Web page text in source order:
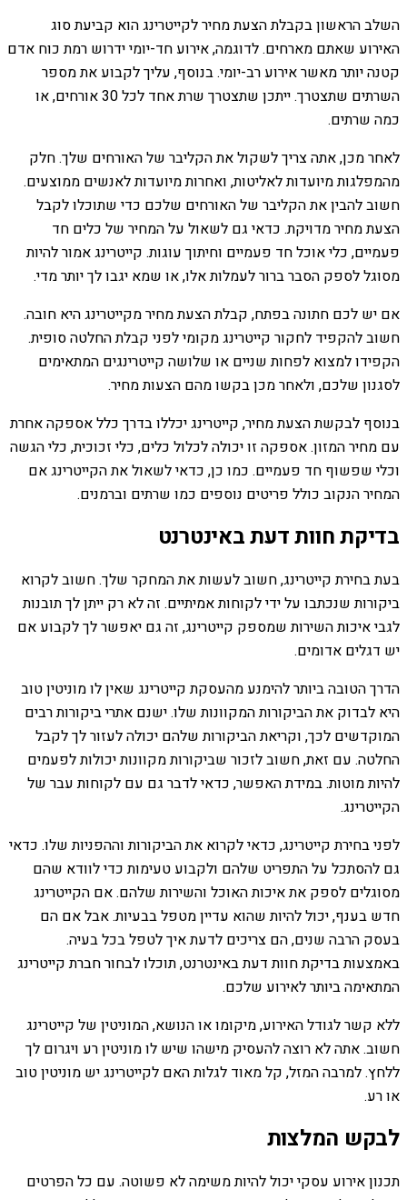
השלב הראשון בקבלת הצעת מחיר לקייטרינג הוא קביעת סוג
האירוע שאתם מארחים. לדוגמה, אירוע חד-יומי ידרוש רמת כוח אדם
קטנה יותר מאשר אירוע רב-יומי. בנוסף, עליך לקבוע את מספר
השרתים שתצטרך. ייתכן שתצטרך שרת אחד לכל 30 אורחים, או
כמה שרתים.
לאחר מכן, אתה צריך לשקול את הקליבר של האורחים שלך. חלק
מהמפלגות מיועדות לאליטות, ואחרות מיועדות לאנשים ממוצעים.
חשוב להבין את הקליבר של האורחים שלכם כדי שתוכלו לקבל
הצעת מחיר מדויקת. כדאי גם לשאול על המחיר של כלים חד
פעמיים, כלי אוכל חד פעמיים וחיתוך עוגות. קייטרינג אמור להיות
מסוגל לספק הסבר ברור לעמלות אלו, או שמא יגבו לך יותר מדי.
אם יש לכם חתונה בפתח, קבלת הצעת מחיר מקייטרינג היא חובה.
חשוב להקפיד לחקור קייטרינג מקומי לפני קבלת החלטה סופית.
הקפידו למצוא לפחות שניים או שלושה קייטרינגים המתאימים
לסגנון שלכם, ולאחר מכן בקשו מהם הצעות מחיר.
בנוסף לבקשת הצעת מחיר, קייטרינג יכללו בדרך כלל אספקה ​​אחרת
עם מחיר המזון. אספקה ​​זו יכולה לכלול כלים, כלי זכוכית, כלי הגשה
וכלי שפשוף חד פעמיים. כמו כן, כדאי לשאול את הקייטרינג אם
המחיר הנקוב כולל פריטים נוספים כמו שרתים וברמנים.
בדיקת חוות דעת באינטרנט
בעת בחירת קייטרינג, חשוב לעשות את המחקר שלך. חשוב לקרוא
ביקורות שנכתבו על ידי לקוחות אמיתיים. זה לא רק ייתן לך תובנות
לגבי איכות השירות שמספק קייטרינג, זה גם יאפשר לך לקבוע אם
יש דגלים אדומים.
הדרך הטובה ביותר להימנע מהעסקת קייטרינג שאין לו מוניטין טוב
היא לבדוק את הביקורות המקוונות שלו. ישנם אתרי ביקורות רבים
המוקדשים לכך, וקריאת הביקורות שלהם יכולה לעזור לך לקבל
החלטה. עם זאת, חשוב לזכור שביקורות מקוונות יכולות לפעמים
להיות מוטות. במידת האפשר, כדאי לדבר גם עם לקוחות עבר של
הקייטרינג.
לפני בחירת קייטרינג, כדאי לקרוא את הביקורות וההפניות שלו. כדאי
גם להסתכל על התפריט שלהם ולקבוע טעימות כדי לוודא שהם
מסוגלים לספק את איכות האוכל והשירות שלהם. אם הקייטרינג
חדש בענף, יכול להיות שהוא עדיין מטפל בבעיות. אבל אם הם
בעסק הרבה שנים, הם צריכים לדעת איך לטפל בכל בעיה.
באמצעות בדיקת חוות דעת באינטרנט, תוכלו לבחור חברת קייטרינג
המתאימה ביותר לאירוע שלכם.
ללא קשר לגודל האירוע, מיקומו או הנושא, המוניטין של קייטרינג
חשוב. אתה לא רוצה להעסיק מישהו שיש לו מוניטין רע ויגרום לך
ללחץ. למרבה המזל, קל מאוד לגלות האם לקייטרינג יש מוניטין טוב
או רע.
לבקש המלצות
תכנון אירוע עסקי יכול להיות משימה לא פשוטה. עם כל הפרטים